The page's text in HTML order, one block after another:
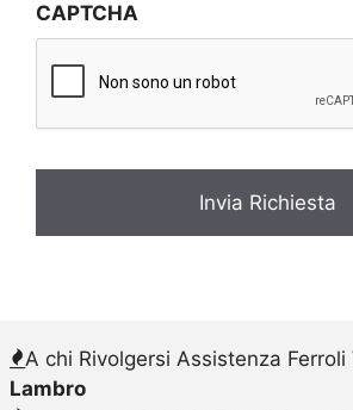
a
c
*
CAPTCHA
A chi Rivolgersi Assistenza Ferroli
Lambro